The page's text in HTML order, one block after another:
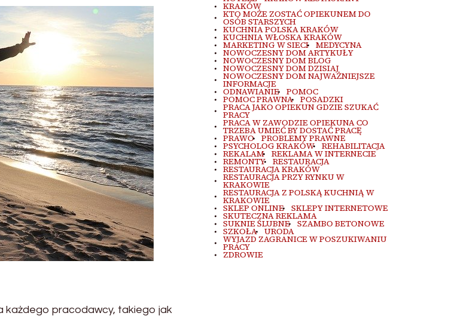
każdego pracodawcy, takiego jak
KRAKÓW
KTO MOŻE ZOSTAĆ OPIEKUNEM DO
OSÓB STARSZYCH
KUCHNIA POLSKA KRAKÓW
KUCHNIA WŁOSKA KRAKÓW
MARKETING W SIECI MEDYCYNA
NOWOCZESNY DOM ARTYKUŁY
NOWOCZESNY DOM BLOG
NOWOCZESNY DOM DZISIAJ
NOWOCZESNY DOM NAJWAŻNIEJSZE
INFORMACJE
ODNAWIANIE POMOC
POMOC PRAWNA POSADZKI
PRACA JAKO OPIEKUN GDZIE SZUKAĆ
PRACY
PRACA W ZAWODZIE OPIEKUNA CO
TRZEBA UMIEĆ BY DOSTAĆ PRACĘ
PRAWO PROBLEMY PRAWNE
PSYCHOLOG KRAKÓW REHABILITACJA
REKALAM REKLAMA W INTERNECIE
REMONTY RESTAURACJA
RESTAURACJA KRAKÓW
RESTAURACJA PRZY RYNKU W
KRAKOWIE
RESTAURACJA Z POLSKĄ KUCHNIĄ W
KRAKOWIE
SKLEP ONLINE SKLEPY INTERNETOWE
SKUTECZNA REKLAMA
SUKNIE ŚLUBNE SZAMBO BETONOWE
SZKOŁA URODA
WYJAZD ZAGRANICE W POSZUKIWANIU
PRACY
ZDROWIE